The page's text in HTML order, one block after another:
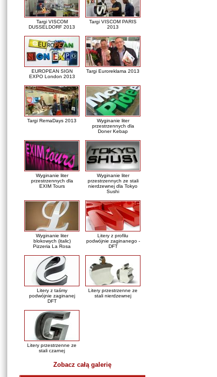
Targi VISCOM
DUSSELDORF 2013
Targi VISCOM PARIS
2013
EUROPEAN SIGN
EXPO London 2013
Targi Euroreklama 2013
Targi RemaDays 2013
Wyginanie liter
przestrzennych dla
Doner Kebap
Wyginanie liter
przestrzennych dla
EXIM Tours
Wyginanie liter
przestrzennych ze stali
nierdzewnej dla Tokyo
Sushi
Wyginanie liter
blokowych (italic)
Pizzeria La Rosa
Litery z profilu
podwójnie zaginanego -
DFT
Litery z taśmy
podwójnie zaginanej
DFT
Litery przestrzenne ze
stali nierdzewnej
Litery przestrzenne ze
stali czarnej
Zobacz całą galerię